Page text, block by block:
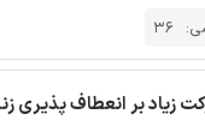
36
زیاد بر انعطاف پذیری